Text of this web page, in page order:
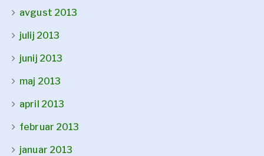
avgust 2013
julij 2013
junij 2013
maj 2013
april 2013
februar 2013
januar 2013